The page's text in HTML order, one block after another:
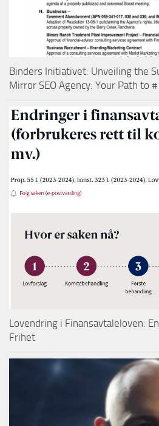
Binders Initiativet: Unveiling the
Mirror SEO Agency: Your Path to
Lovendring i Finansavtaleloven:
Frihet